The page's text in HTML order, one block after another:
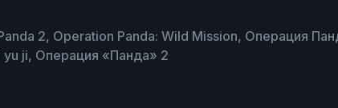
2, Operation Panda: Wild Mission, Операция
yu ji, Операция «Панда» 2